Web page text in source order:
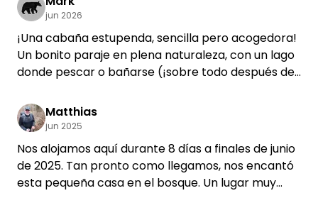
pasado la mayor parte del tiempo en el precioso
lago, que está a solo unos minutos y es totalmente
apartado. Justo a orillas del lago también hay una
sauna de leña :)
Jörg es un encanto y muy servicial, y sin duda nos
jun 2026
¡Una cabaña estupenda, sencilla pero acogedora!
Un bonito paraje en plena naturaleza, con un lago
donde pescar o bañarse (¡sobre todo después de
¡Perfecto para recuperarse del estrés del día a
día! Unos anfitriones muy amables.
Matthias
jun 2025
Nos alojamos aquí durante 8 días a finales de junio
de 2025. Tan pronto como llegamos, nos encantó
esta pequeña casa en el bosque. Un lugar muy